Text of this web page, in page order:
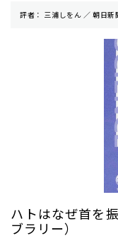
評者： 三浦しをん ／ 朝⽇
ハトはなぜ首を
ブラリー）